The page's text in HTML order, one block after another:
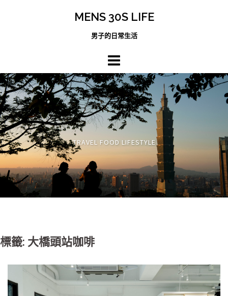
MENS 30S LIFE
男子的日常生活
TRAVEL FOOD LIFESTYLE
標籤: 大橋頭站咖啡